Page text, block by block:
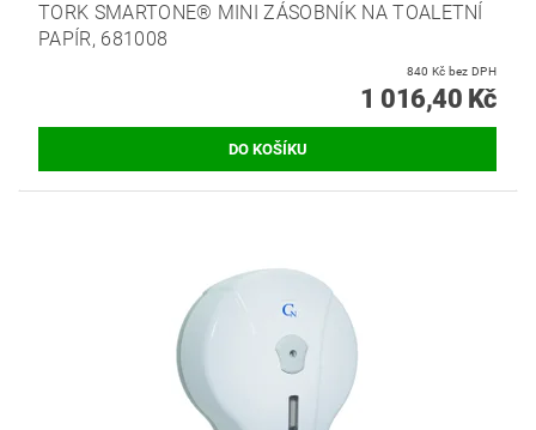
TORK SMARTONE® MINI ZÁSOBNÍK NA TOALETNÍ
PAPÍR, 681008
840 Kč bez DPH
1 016,40 Kč